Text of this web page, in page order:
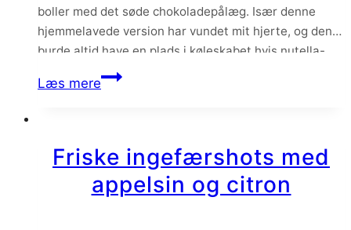
boller med det søde chokoladepålæg. Især denne
hjemmelavede version har vundet mit hjerte, og den
burde altid have en plads i køleskabet hvis nutella-
trangen bliver for stor.
Læs mereHjemmelavet
Friske ingefærshots med
appelsin og citron